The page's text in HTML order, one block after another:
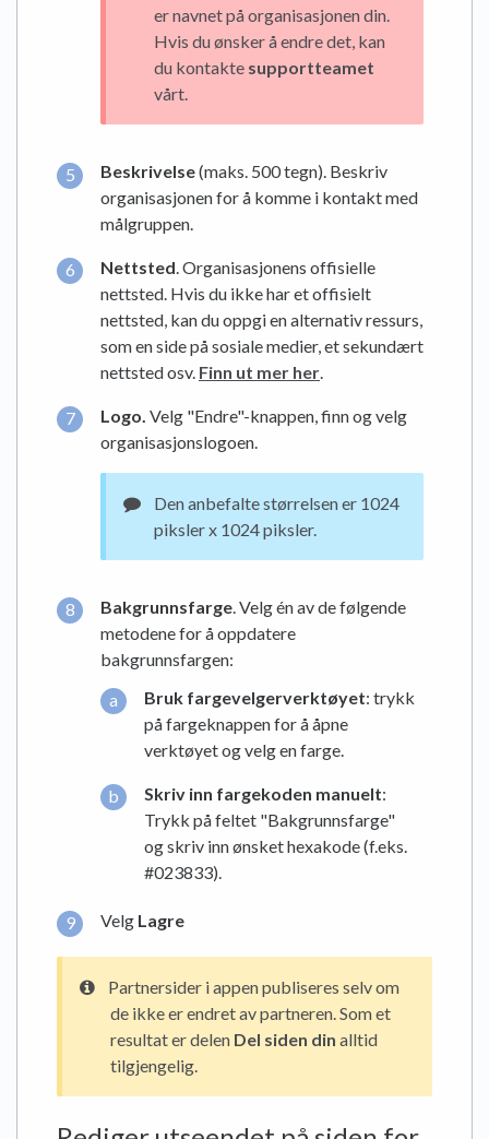
er navnet på organisasjonen din.
Hvis du ønsker å endre det, kan
du kontakte supportteamet
vårt.
Beskrivelse(maks. 500 tegn). Beskriv
organisasjonen for å komme i kontakt med
målgruppen.
Nettsted. Organisasjonens offisielle
nettsted. Hvis du ikke har et offisielt
nettsted, kan du oppgi en alternativ ressurs,
som en side på sosiale medier, et sekundært
nettsted osv. Finn ut mer her.
Logo. Velg "Endre"-knappen, finn og velg
organisasjonslogoen.
Den anbefalte størrelsen er 1024
piksler x 1024 piksler.
Bakgrunnsfarge. Velg én av de følgende
metodene for å oppdatere
bakgrunnsfargen:
Bruk fargevelgerverktøyet: trykk
på fargeknappen for å åpne
verktøyet og velg en farge.
Skriv inn fargekoden manuelt:
Trykk på feltet "Bakgrunnsfarge"
og skriv inn ønsket hexakode (f.eks.
#023833).
Velg Lagre
Partnersider i appen publiseres selv om
de ikke er endret av partneren. Som et
resultat er delen Del siden din alltid
tilgjengelig.